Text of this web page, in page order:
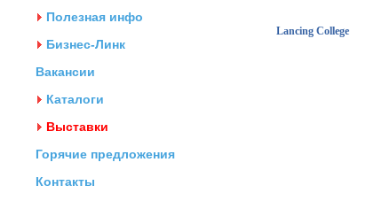
Полезная инфо
Бизнес-Линк
Вакансии
Каталоги
Выставки
Горячие предложения
Контакты
Lancing College